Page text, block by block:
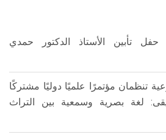
تأبين الأستاذ الدكتور حمدي
تنظمان مؤتمرًا علميًا دوليًا مشتركًا
لغة بصرية وسمعية بين التراث